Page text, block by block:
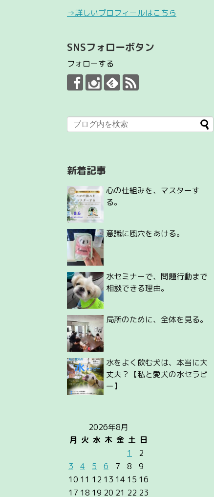
→詳しいプロフィールはこちら
SNSフォローボタン
フォローする
新着記事
心の仕組みを、マスターす
る。
意識に風穴をあける。
水セミナーで、問題行動まで
相談できる理由。
局所のために、全体を見る。
水をよく飲む犬は、本当に大
丈夫？【私と愛犬の水セラピ
ー】
2026年8月
月 火 水 木 金 土 日
1
2
3
4 5 6 7 8
9
10 11 12 13 14 15 16
17 18 19 20 21 22 23